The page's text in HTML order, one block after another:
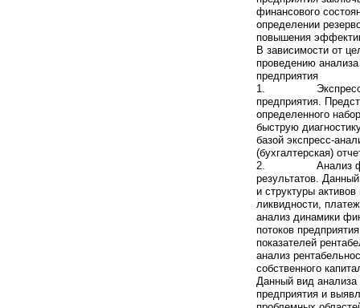
финансового
определении
повышения
В зависимости от
проведению
предприятия
1. Экспресс-
предприятия.
определенного
быструю
базой экспресс-
(бухгалтерская)
2. Анализ
результатов.
и структуры
ликвидности,
анализ динамики
потоков
показателей
анализ
собственного
Данный вид анализа
предприятия и